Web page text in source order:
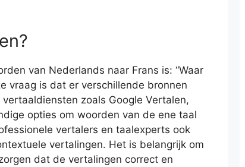
van Nederlands naar Frans is: “Waar
vraag is dat er verschillende bronnen
zoals Google Vertalen,
opties om woorden van de ene taal
vertalers en taalexperts ook
vertalingen. Het is belangrijk om
dat de vertalingen correct en